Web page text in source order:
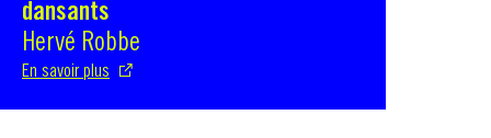
dansants
Hervé Robbe
En savoir plus